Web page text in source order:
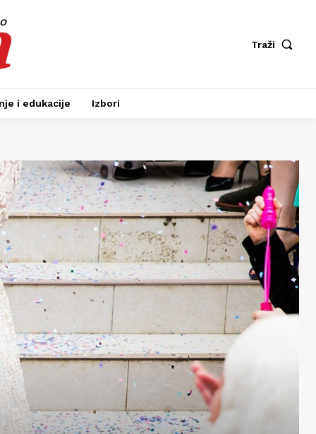
Traži
i edukacije Izbori